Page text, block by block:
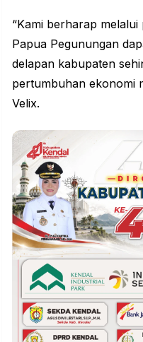
“Kami berharap
Papua Pegunungan
delapan kabupaten
pertumbuhan ekonomi
Velix.